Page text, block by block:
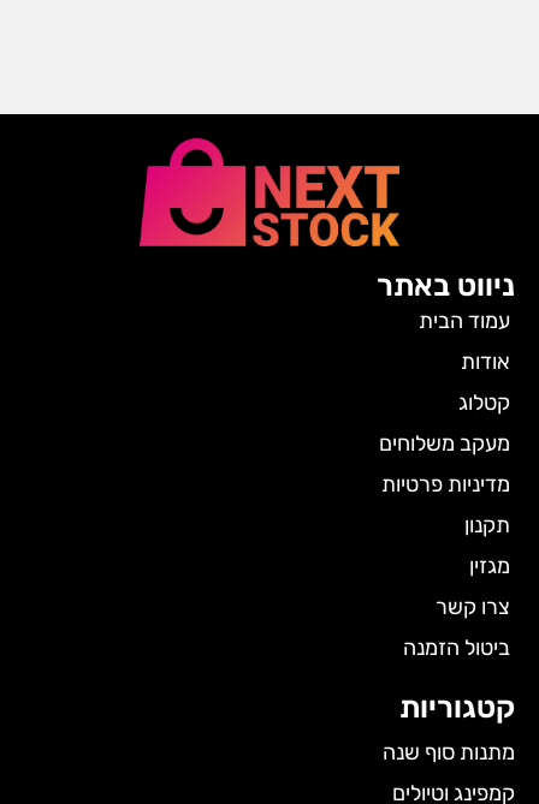
ניווט באתר
עמוד הבית
אודות
קטלוג
מעקב משלוחים
מדיניות פרטיות
תקנון
מגזין
צרו קשר
ביטול הזמנה
קטגוריות
מתנות סוף שנה
קמפינג וטיולים